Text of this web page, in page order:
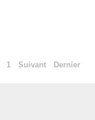
1 Suivant Dernier